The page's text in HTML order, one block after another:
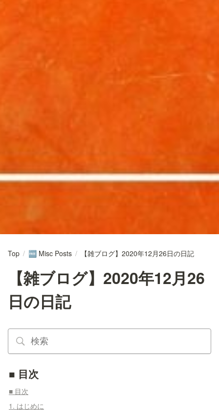
Top / 🆓 Misc Posts / 【雑ブログ】2020年12月26日の日記
【雑ブログ】2020年12月26
日の日記
■ 目次
■ 目次
1. はじめに